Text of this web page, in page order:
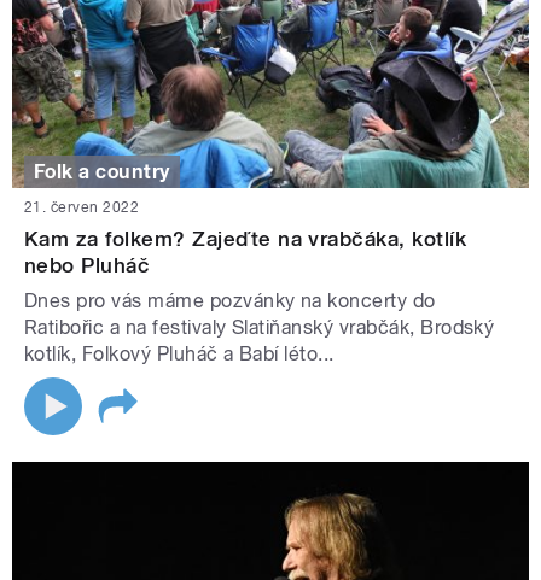
Folk a country
21. červen 2022
Kam za folkem? Zajeďte na vrabčáka, kotlík
nebo Pluháč
Dnes pro vás máme pozvánky na koncerty do
Ratibořic a na festivaly Slatiňanský vrabčák, Brodský
kotlík, Folkový Pluháč a Babí léto...